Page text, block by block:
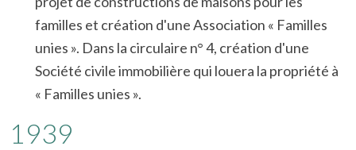
familles et création d'une Association « Familles
unies ». Dans la circulaire n° 4, création d'une
Société civile immobilière qui louera la propriété à
« Familles unies ».
1939